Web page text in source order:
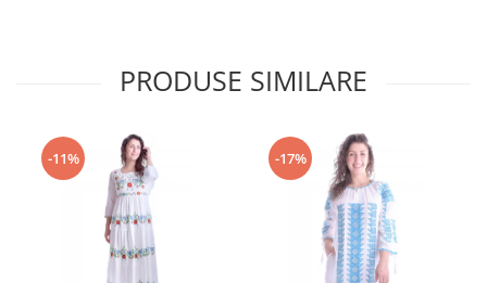
PRODUSE SIMILARE
-11% -17%